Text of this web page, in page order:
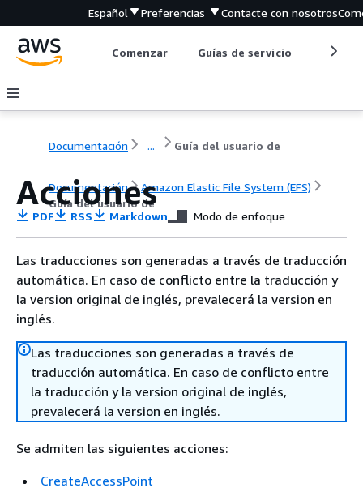
Español Preferencias Contacte con nosotros
Comenzar Guías de servicio
Documentación ... Guía del usuario de
Documentación
Amazon Elastic File System (EFS)
Guía del usuario de
Acciones
PDF RSS Markdown Modo de enfoque
Las traducciones son generadas a través de traducción
automática. En caso de conflicto entre la traducción y
la version original de inglés, prevalecerá la version en
inglés.
Las traducciones son generadas a través de
traducción automática. En caso de conflicto entre
la traducción y la version original de inglés,
prevalecerá la version en inglés.
Se admiten las siguientes acciones:
CreateAccessPoint